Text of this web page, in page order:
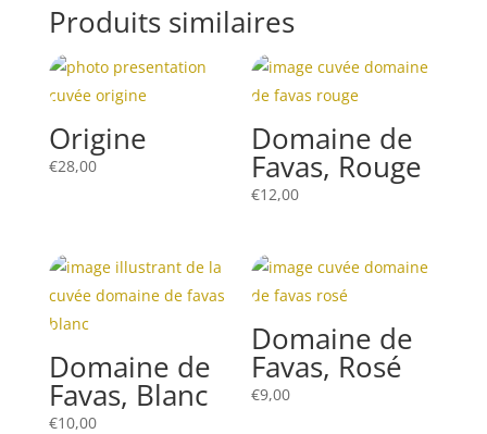
Produits similaires
Origine
€28,00
Domaine de
Favas, Rouge
€12,00
Domaine de
Favas, Blanc
€10,00
Domaine de
Favas, Rosé
€9,00